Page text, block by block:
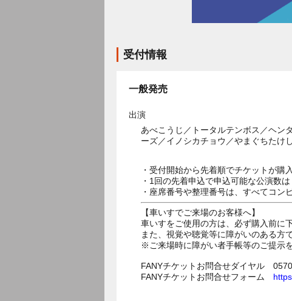
受付情報
一般発売
出演
あべこうじ／トータルテンボス／ヘン
ーズ／イノシカチョウ／やまぐちたけ
・受付開始から先着順でチケットが購
・1回の先着申込で申込可能な公演数は
・座席番号や整理番号は、すべてコン
【車いすでご来場のお客様へ】
車いすをご使用の方は、必ず購入前に
また、視覚や聴覚等に障がいのある方
※ご来場時に障がい者手帳等のご提示
FANYチケットお問合せダイヤル
FANYチケットお問合せフォーム